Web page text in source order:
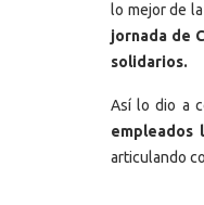
lo mejor de
jornada de
solidarios.
Así lo dio a
empleados
articulando